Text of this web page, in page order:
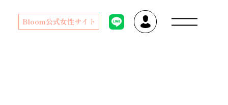
Bloom公式女性サイト